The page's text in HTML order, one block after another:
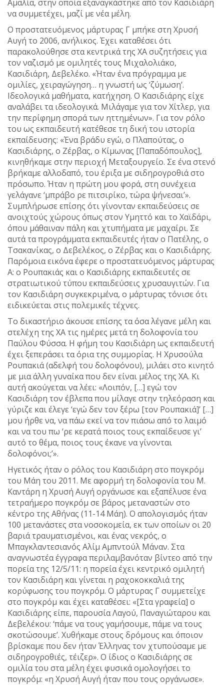
Αμαλία, στην οποία εξαναγκάστηκε από τον Κασιδιάρη
να συμμετέχει, μαζί με νέα μέλη.
Ο προστατευόμενος μάρτυρας Γ μπήκε στη Χρυσή
Αυγή το 2006, ανήλικος. Έχει καταθέσει ότι
παρακολούθησε στα κεντρικά της ΧΑ συζητήσεις για
τον ναζισμό με ομιλητές τους Μιχαλολιάκο,
Κασιδιάρη, Δεβελέκο. «Ήταν ένα πρόγραμμα με
ομιλίες, χειραγώγηση… η γνωστή ως ‘ζύμωση’.
Ιδεολογικά μαθήματα, κατήχηση. Ο Κασιδιάρης είχε
αναλάβει τα ιδεολογικά. Μιλάγαμε για τον Χίτλερ, για
την περίφημη σπορά των ηττημένων». Για τον ρόλο
του ως εκπαιδευτή κατέθεσε τη δική του ιστορία
εκπαίδευσης: «Ένα βράδυ εγώ, ο Πλαπούτας, ο
Κασιδιάρης, ο Ζέρβας, ο Κίμωνας [Παπαδόπουλος],
κινηθήκαμε στην περιοχή Μεταξουργείο. Σε ένα στενό
βρήκαμε αλλοδαπό, του έριξα με σιδηρογροθιά στο
πρόσωπο. Ήταν η πρώτη μου φορά, στη συνέχεια
γελάγανε ‘μπράβο ρε πιτσιρίκο, τώρα ψήνεσαι’».
Συμπλήρωσε επίσης ότι γίνονταν εκπαιδεύσεις σε
ανοιχτούς χώρους όπως στον Υμηττό και το Χαϊδάρι,
όπου μάθαιναν πάλη και χτυπήματα με μαχαίρι. Σε
αυτά τα προγράμματα εκπαιδευτές ήταν ο Πατέλης, ο
Τσακανίκας, ο Δεβελέκος, ο Ζέρβας και ο Κασιδιάρης.
Παρόμοια εικόνα έφερε ο προστατευόμενος μάρτυρας
Α: ο Ρουπακιάς και ο Κασιδιάρης εκπαιδευτές σε
στρατιωτικού τύπου εκπαιδεύσεις χρυσαυγιτών. Για
τον Κασιδιάρη συγκεκριμένα, ο μάρτυρας τόνισε ότι
ειδικεύεται στις πολεμικές τέχνες.
Το δικαστήριο άκουσε επίσης τα όσα λέγανε μέλη και
στελέχη της ΧΑ τις ημέρες μετά τη δολοφονία του
Παύλου Φύσσα. Η φήμη του Κασιδιάρη ως εκπαιδευτή
έχει ξεπεράσει τα όρια της συμμορίας. Η Χρυσούλα
Ρουπακιά (αδελφή του δολοφόνου), μιλάει στο κινητό
με μια άλλη γυναίκα που δεν είναι μέλος της ΧΑ. Κι
αυτή ακούγεται να λέει: «Λοιπόν, […] εγώ τον
Κασιδιάρη τον έβλεπα που μίλαγε στην τηλεόραση και
γύριζε και έλεγε ‘εγώ δεν τον ξέρω [τον Ρουπακιά]’ […]
μου ήρθε να, να πάω εκεί να τον πιάσω από το λαιμό
και να του πω ‘ρε κερατά ποιος τους εκπαίδευσε γι’
αυτό το θέμα, ποιος τους έκανε να γίνονται
δολοφόνοι;’».
Ηγετικός ήταν ο ρόλος του Κασιδιάρη στο πογκρόμ
του Μάη του 2011. Με αφορμή τη δολοφονία του Μ.
Καντάρη η Χρυσή Αυγή οργάνωσε και εξαπέλυσε ένα
τετραήμερο πογκρόμ σε βάρος μεταναστών στο
κέντρο της Αθήνας (11-14 Μάη). Ο απολογισμός ήταν
100 μετανάστες στα νοσοκομεία, εκ των οποίων οι 20
βαριά τραυματισμένοι, και ένας νεκρός, ο
Μπαγκλαντεσιανός Αλίμ Αμπντούλ Μάναν. Στα
αναγνωστέα έγγραφα περιλαμβανόταν βίντεο από την
πορεία της 12/5/11: η πορεία έχει κεντρικό ομιλητή
τον Κασιδιάρη και γίνεται η ραχοκοκκαλιά της
κορύφωσης του πογκρόμ. Ο μάρτυρας Γ συμμετείχε
στο πογκρόμ και έχει καταθέσει: «[Στα γραφεία] ο
Κασιδιάρης είπε, παρουσία Λαγού, Παναγιώταρου και
Δεβελέκου: ‘πάμε να τους γαμήσουμε, πάμε να τους
σκοτώσουμε’. Χυθήκαμε στους δρόμους και όποιον
βρίσκαμε που δεν ήταν Έλληνας τον χτυπούσαμε με
σιδηρογροθιές, τέιζερ». Ο ίδιος ο Κασιδιάρης σε
ομιλία του στα μέλη έχει φυσικά ομολογήσει το
πογκρόμ: «η Χρυσή Αυγή ήταν που τους οργάνωσε».